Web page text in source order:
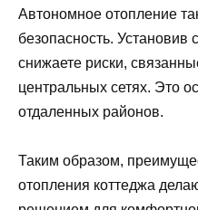
Автономное отопление
безопасность. Установив
снижаете риски,
центральных сетях. Это
отдаленных районов.
Таким образом,
отопления коттеджа